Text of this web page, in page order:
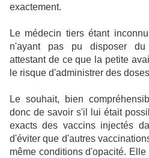
exactement.
Le médecin tiers étant
n'ayant pas pu disposer du
attestant de ce que la petite
le risque d'administrer des
Le souhait, bien
donc de savoir s'il lui était
exacts des vaccins injectés
d'éviter que d'autres
même conditions d'opacité.